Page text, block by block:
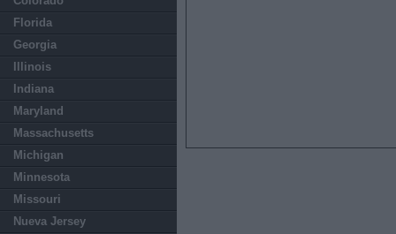
Florida
Georgia
Illinois
Indiana
Maryland
Massachusetts
Michigan
Minnesota
Missouri
Nueva Jersey